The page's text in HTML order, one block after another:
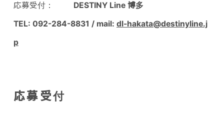
応募受付： DESTINY Line 博多
TEL: 092-284-8831 / mail: dl-hakata@destinyline.j
p
応募受付